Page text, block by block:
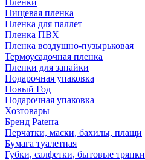
Пленки
Пищевая пленка
Пленка для паллет
Пленка ПВХ
Пленка воздушно-пузырьковая
Термоусадочная пленка
Пленки для запайки
Подарочная упаковка
Новый Год
Подарочная упаковка
Хозтовары
Бренд Paterra
Перчатки, маски, бахилы, плащи
Бумага туалетная
Губки, салфетки, бытовые тряпки